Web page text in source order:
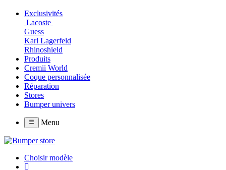
Exclusivités
Lacoste
Guess
Karl Lagerfeld
Rhinoshield
Produits
Cremii World
Coque personnalisée
Réparation
Stores
Bumper univers
Menu
Choisir modèle